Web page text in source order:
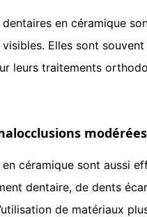
dentaires en céramique
visibles. Elles sont
leurs traitements
en céramique sont aussi
dentaire, de dents
de matériaux